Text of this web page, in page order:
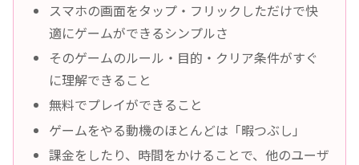
スマホの画面をタップ・フリックしただけで快
適にゲームができるシンプルさ
そのゲームのルール・目的・クリア条件がすぐ
に理解できること
無料でプレイができること
ゲームをやる動機のほとんどは「暇つぶし」
課金をしたり、時間をかけることで、他のユーザ